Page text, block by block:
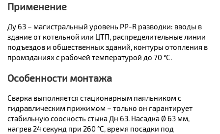
Применение
Ду 63 – магистральный уровень PP-R разводки: вводы в
здание от котельной или ЦТП, распределительные линии
подъездов и общественных зданий, контуры отопления в
промзданиях с рабочей температурой до 70 °C.
Особенности монтажа
Сварка выполняется стационарным паяльником с
гидравлическим прижимом – только он гарантирует
стабильную соосность стыка Дн 63. Насадка Ø 63 мм,
нагрев 24 секунд при 260 °C, время посадки под